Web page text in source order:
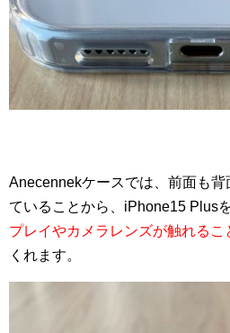
Anecennekケースでは、前面も
ていることから、iPhone15 Plus
プレイやカメラレンズが触れるこ
くれます。